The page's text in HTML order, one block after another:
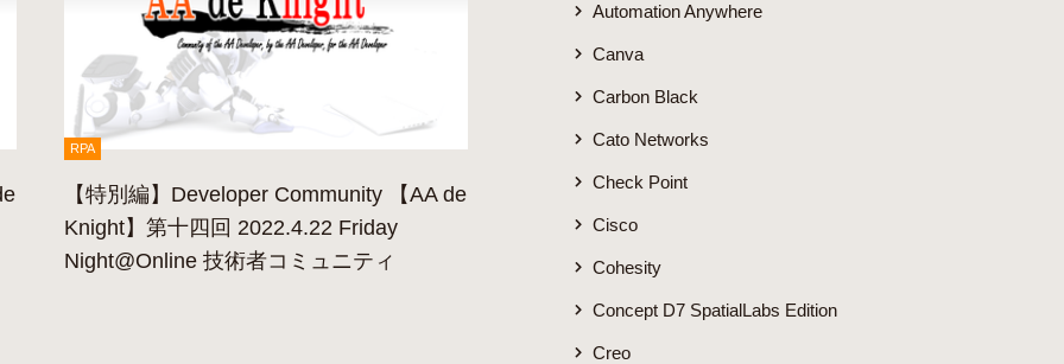
RPA
【特別編】Developer Community 【AA de
Knight】第十四回 2022.4.22 Friday
Night@Online 技術者コミュニティ
Automation Anywhere
Canva
Carbon Black
Cato Networks
Check Point
Cisco
Cohesity
Concept D7 SpatialLabs Edition
Creo